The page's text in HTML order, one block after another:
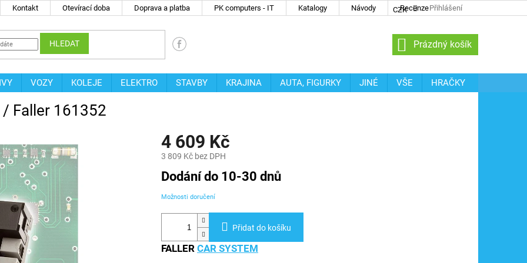
Kontakt Otevírací doba Doprava a platba PK computers - IT Katalogy Návody Recenze
CZK Přihlášení
HLEDAT
NÁKUPNÍ
KOŠÍK
Prázdný košík
VOZY KOLEJE ELEKTRO STAVBY KRAJINA AUTA, FIGURKY JINÉ VŠE
HRAČKY
/ Faller 161352
4 609 Kč
3 809 Kč bez DPH
Měrná
cena:
Dodání do 10-30 dnů
Možnosti doručení
Přidat do košíku
FALLER CAR SYSTEM